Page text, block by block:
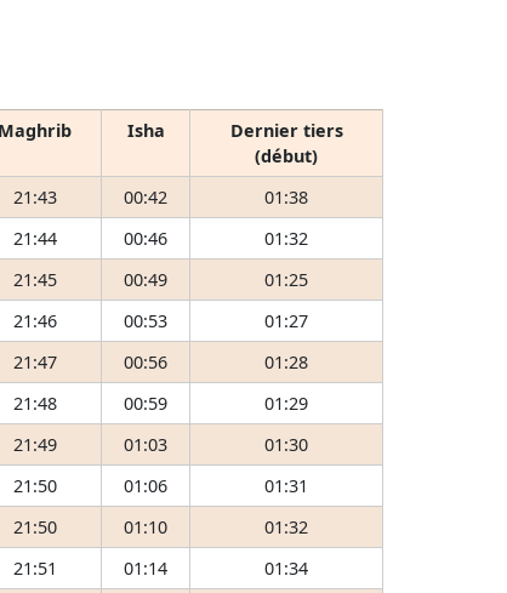
Maghrib Isha
Dernier tiers
(début)
21:43 00:42
01:38
21:44 00:46
01:32
21:45 00:49
01:25
21:46 00:53
01:27
21:47 00:56
01:28
21:48 00:59
01:29
21:49 01:03
01:30
21:50 01:06
01:31
21:50 01:10
01:32
21:51 01:14
01:34